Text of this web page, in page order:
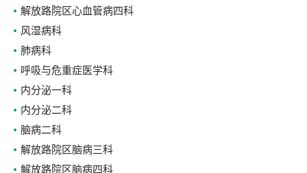
解放路院区心血管病四科
风湿病科
肺病科
呼吸与危重症医学科
内分泌一科
内分泌二科
脑病二科
解放路院区脑病三科
解放路院区脑病四科